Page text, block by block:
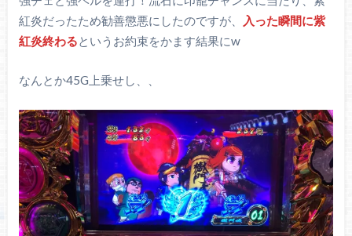
紅炎だったため勧善懲悪にしたのですが、
入った瞬間に紫
紅炎終わるというお約束をかます結果にw
なんとか45G上乗せし、、